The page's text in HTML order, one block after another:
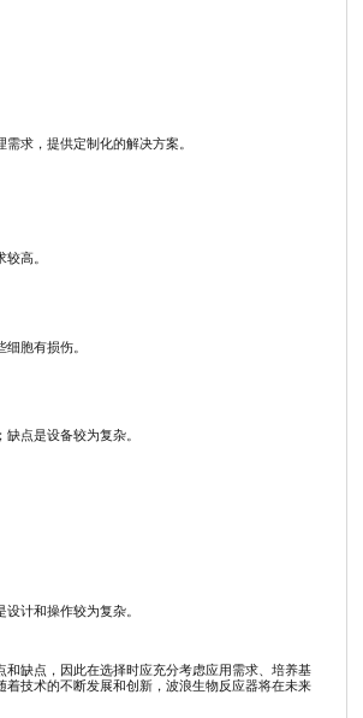
求，提供定制化的解决方案。
高。
胞有损伤。
点是设备较为复杂。
计和操作较为复杂。
缺点，因此在选择时应充分考虑应用需求、培养基
技术的不断发展和创新，波浪生物反应器将在未来